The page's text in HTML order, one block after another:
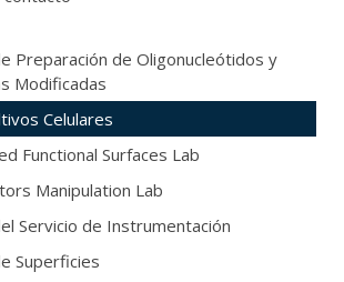
Preparación de Oligonucleótidos y
Modificadas
Celulares
Functional Surfaces Lab
Manipulation Lab
Servicio de Instrumentación
Superficies